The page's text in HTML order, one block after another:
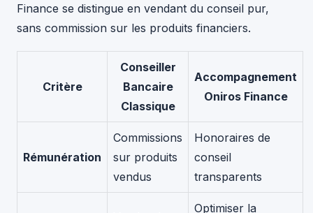
Finance se distingue en vendant du conseil pur,
sans commission sur les produits financiers.
Critère
Conseiller
Bancaire
Classique
Accompagnement
Oniros Finance
Rémunération
Commissions
sur produits
vendus
Honoraires de
conseil
transparents
Optimiser la